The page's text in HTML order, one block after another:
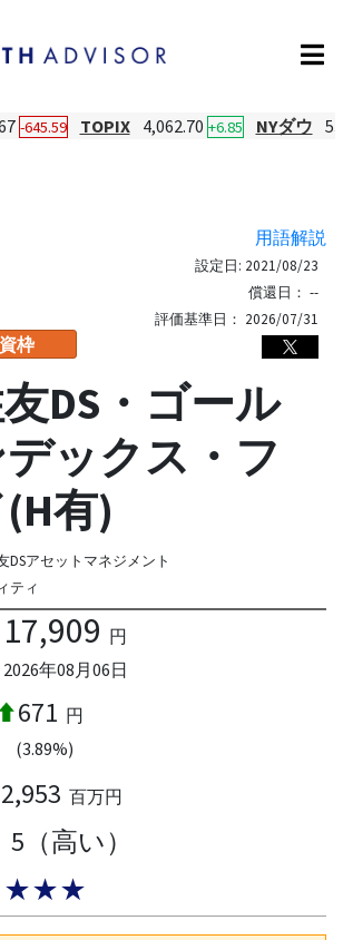
-645.59 TOPIX 4,062.70 +6.85 NYダウ
用語解説
枠
設定日: 2021/08/23
償還日： --
評価基準日： 2026/07/31
DS・ゴール
デックス・フ
有)
DSアセットマネジメント
ティ
17,909 円
2026年08月06日
671 円
(3.89%)
2,953 百万円
5（高い）
★★★